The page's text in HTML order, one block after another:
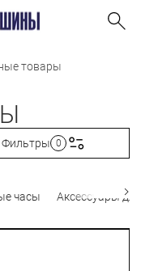
товары
Фильтры 0
часы Аксессуары